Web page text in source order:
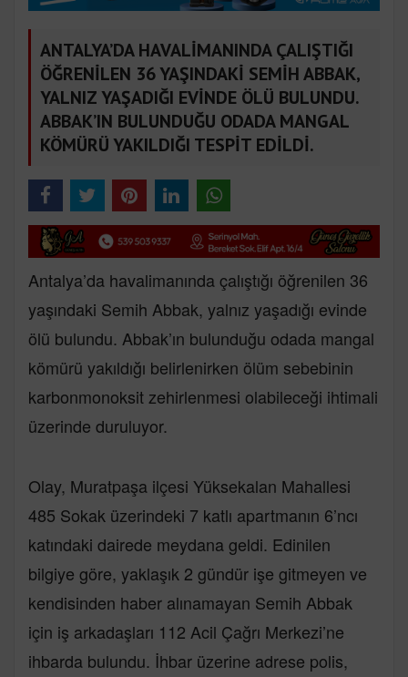
ANTALYA’DA HAVALİMANINDA ÇALIŞTIĞI
ÖĞRENİLEN 36 YAŞINDAKİ SEMİH ABBAK,
YALNIZ YAŞADIĞI EVİNDE ÖLÜ BULUNDU.
ABBAK’IN BULUNDUĞU ODADA MANGAL
KÖMÜRÜ YAKILDIĞI TESPİT EDİLDİ.
Antalya’da havalimanında çalıştığı öğrenilen 36
yaşındaki Semih Abbak, yalnız yaşadığı evinde
ölü bulundu. Abbak’ın bulunduğu odada mangal
kömürü yakıldığı belirlenirken ölüm sebebinin
karbonmonoksit zehirlenmesi olabileceği ihtimali
üzerinde duruluyor.
Olay, Muratpaşa ilçesi Yüksekalan Mahallesi
485 Sokak üzerindeki 7 katlı apartmanın 6’ncı
katındaki dairede meydana geldi. Edinilen
bilgiye göre, yaklaşık 2 gündür işe gitmeyen ve
kendisinden haber alınamayan Semih Abbak
için iş arkadaşları 112 Acil Çağrı Merkezi’ne
ihbarda bulundu. İhbar üzerine adrese polis,